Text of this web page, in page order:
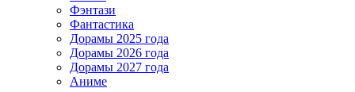
Фэнтази
Фантастика
Дорамы 2025 года
Дорамы 2026 года
Дорамы 2027 года
Аниме